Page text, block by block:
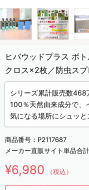
ヒバウッドプラス ボ
クロス×2枚／防虫ス
シリーズ累計販売数468
100％天然由来成分で、
気になる場所にシュッと
商品番号： P2117687
メーカー直販サイト単品合
¥6,980 （税込）